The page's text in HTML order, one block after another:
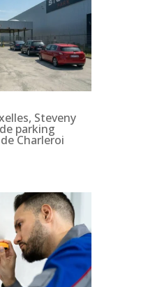
Steveny
parking
Charleroi